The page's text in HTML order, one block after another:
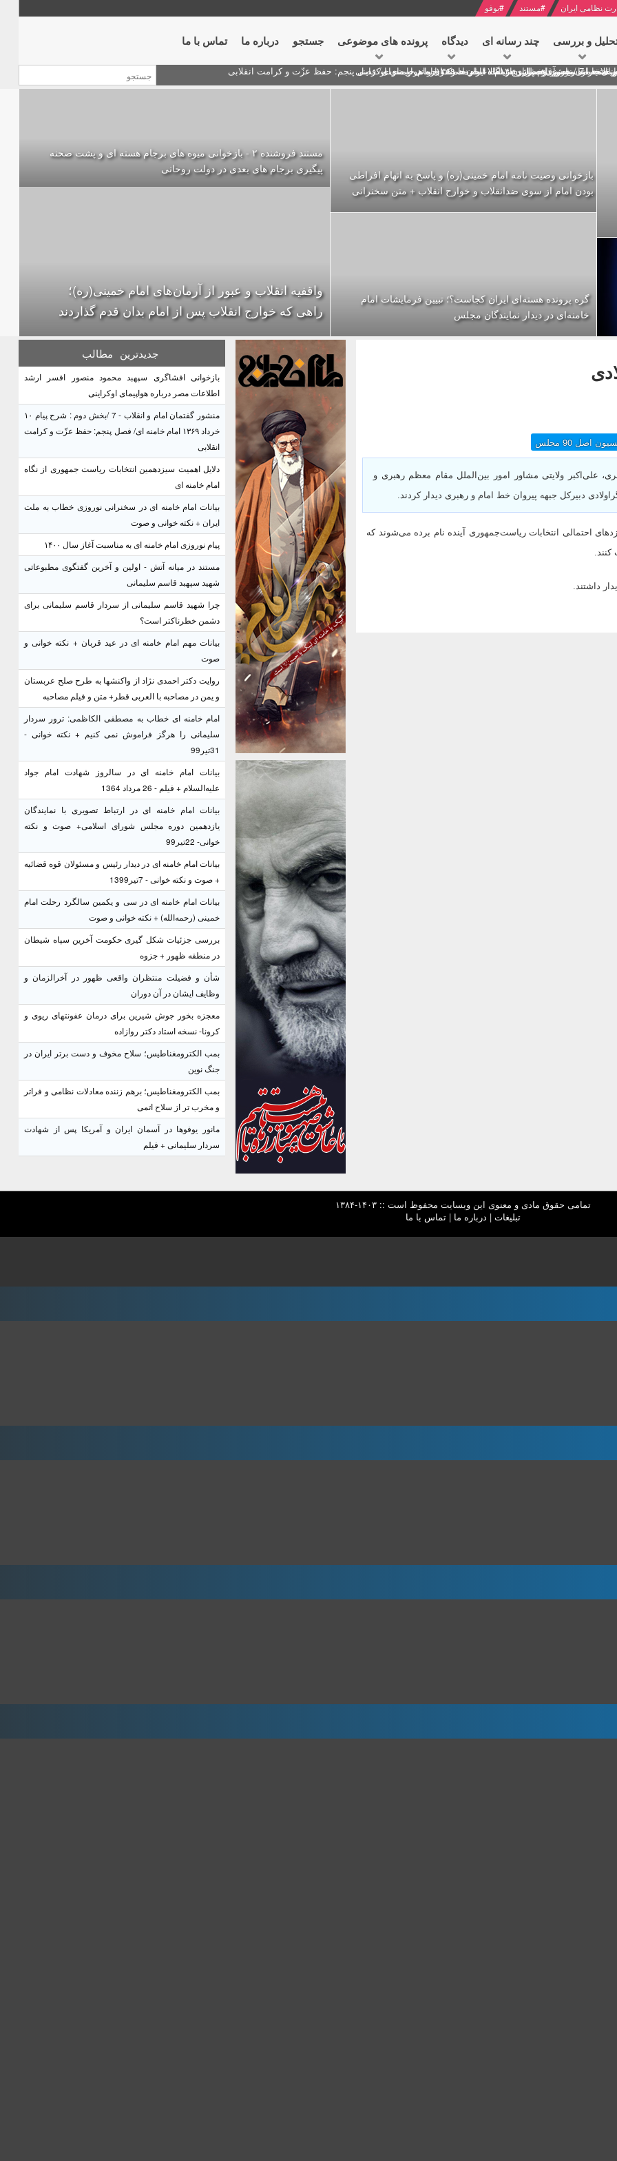
نظامی ایران #مستند #یوفو
و بررسی چند رسانه ای دیدگاه‌ پرونده های موضوعی جستجو درباره ما تماس با ما
پنجم: حفظ عزّت و کرامت انقلابی
محمود منصور افسر ارشد اطلاعات مصر درباره هواپیمای اوکراینی
انتخابات ریاست جمهوری از نگاه امام خامنه ای
در سخنرانی نوروزی خطاب به ملت ایران + نکته خوانی و صوت
به مناسبت آغاز سال ۱۴۰۰
بازخوانی وصیت نامه امام خمینی(ره) و پاسخ به اتهام افراطی
بودن امام از سوی ضدانقلاب و خوارج انقلاب + متن سخنرانی
گره پرونده‌ هسته‌ای ایران کجاست؟؛ تبیین فرمایشات امام
خامنه‌ای در دیدار نمایندگان مجلس
مستند فروشنده ۲ - بازخوانی میوه های برجام هسته ای و پشت صحنه
پیگیری برجام های بعدی در دولت روحانی
واقفیه‌ انقلاب و عبور از آرمان‌های امام خمینی(ره)؛
راهی که خوارج انقلاب پس از امام بدان قدم گذاردند
اصل 90 مجلس
علی‌اکبر ولایتی مشاور امور بین‌الملل مقام معظم رهبری و
دبیرکل جبهه پیروان خط امام و رهبری دیدار کردند.
3 نفر به عنوان نامزدهای احتمالی انتخابات ریاست‌جمهوری آینده نام برده می‌شوند که
داشتند.
جدیدترین مطالب
بازخوانی افشاگری سپهبد محمود منصور افسر ارشد
اطلاعات مصر درباره هواپیمای اوکراینی
منشور گفتمان امام و انقلاب - 7 /بخش دوم : شرح پیام ۱۰
خرداد ۱۳۶۹ امام خامنه ای/ فصل پنجم: حفظ عزّت و کرامت
انقلابی
دلایل اهمیت سیزدهمین انتخابات ریاست جمهوری از نگاه
امام خامنه ای
بیانات امام خامنه ای در سخنرانی نوروزی خطاب به ملت
ایران + نکته خوانی و صوت
پیام نوروزی امام خامنه ای به مناسبت آغاز سال ۱۴۰۰
مستند در میانه آتش - اولین و آخرین گفتگوی مطبوعاتی
شهید سپهبد قاسم سلیمانی
چرا شهید قاسم سلیمانی از سردار قاسم سلیمانی برای
دشمن خطرناکتر است؟
بیانات مهم امام خامنه ای در عید قربان + نکته خوانی و
صوت
روایت دکتر احمدی نژاد از واکنشها به طرح صلح عربستان
و یمن در مصاحبه با العربی قطر+ متن و فیلم مصاحبه
امام خامنه ای خطاب به مصطفی الکاظمی: ترور سردار
سلیمانی را هرگز فراموش نمی کنیم + نکته خوانی -
31تیر99
بیانات امام خامنه ای در سالروز شهادت امام جواد
علیه‌السلام + فیلم - 26 مرداد 1364
بیانات امام خامنه ای در ارتباط تصویری با نمایندگان
یازدهمین دوره مجلس شورای اسلامی+ صوت و نکته
خوانی- 22تیر99
بیانات امام خامنه ای در دیدار رئیس و مسئولان قوه قضائیه
+ صوت و نکته خوانی - 7تیر1399
بیانات امام خامنه ای در سی و یکمین سالگرد رحلت امام
خمینی (رحمه‌الله) + نکته خوانی و صوت
بررسی جزئیات شکل گیری حکومت آخرین سپاه شیطان
در منطقه ظهور + جزوه
شأن و فضیلت منتظران واقعی ظهور در آخرالزمان و
وظایف ایشان در آن دوران
معجزه بخور جوش شیرین برای درمان عفونتهای ریوی و
کرونا- نسخه استاد دکتر روازاده
بمب الکترومغناطیس؛ سلاح مخوف و دست برتر ایران در
جنگ نوین
بمب الکترومغناطیس؛ برهم زننده معادلات نظامی و فراتر
و مخرب تر از سلاح اتمی
مانور یوفوها در آسمان ایران و آمریکا پس از شهادت
سردار سلیمانی + فیلم
تمامی حقوق مادی و معنوی این وبسایت محفوظ است :: ۱۴۰۳-۱۳۸۴
تبلیغات | درباره ما |تماس با ما